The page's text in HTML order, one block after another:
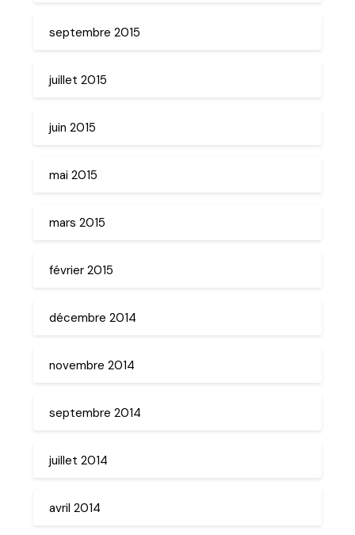
septembre 2015
juillet 2015
juin 2015
mai 2015
mars 2015
février 2015
décembre 2014
novembre 2014
septembre 2014
juillet 2014
avril 2014